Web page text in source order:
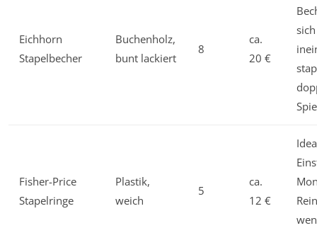
Eichhorn
Stapelbecher
Buchenholz,
bunt lackiert
8
ca.
20 €
Fisher-Price
Stapelringe
Plastik,
weich
5
ca.
12 €